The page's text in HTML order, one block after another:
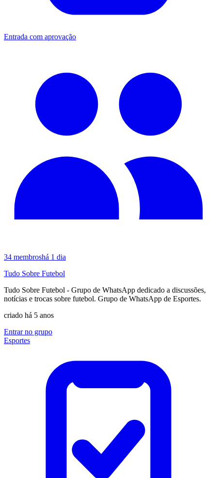
Entrada com aprovação
34 membroshá 1 dia
Tudo Sobre Futebol
Tudo Sobre Futebol - Grupo de WhatsApp dedicado a discussões,
notícias e trocas sobre futebol. Grupo de WhatsApp de Esportes.
criado há 5 anos
Entrar no grupo
Esportes